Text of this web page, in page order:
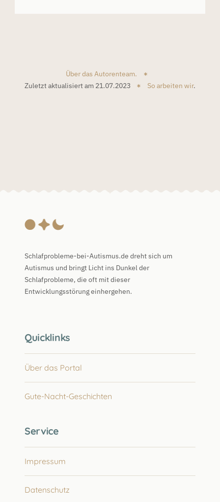
Über das Autorenteam.
Zuletzt aktualisiert am 21.07.2023
So arbeiten wir.
Schlafprobleme-bei-Autismus.de dreht sich um
Autismus und bringt Licht ins Dunkel der
Schlafprobleme, die oft mit dieser
Entwicklungsstörung einhergehen.
Quicklinks
Über das Portal
Gute-Nacht-Geschichten
Service
Impressum
Datenschutz